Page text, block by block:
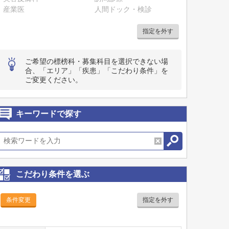
産業医
人間ドック・検診
指定を外す
ご希望の標榜科・募集科目を選択できない場
合、「エリア」「疾患」「こだわり条件」を
ご変更ください。
キーワードで探す
こだわり条件を選ぶ
条件変更 指定を外す